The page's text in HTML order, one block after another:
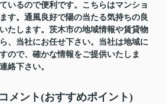
いるので便利です。こちらはマンショ
す。通風良好で陽の当たる気持ちの良
たします。茨木市の地域情報や賃貸物
、当社にお任せ下さい。当社は地域に
ので、確かな情報をご提供いたしま
絡下さい。
メント(おすすめポイント)